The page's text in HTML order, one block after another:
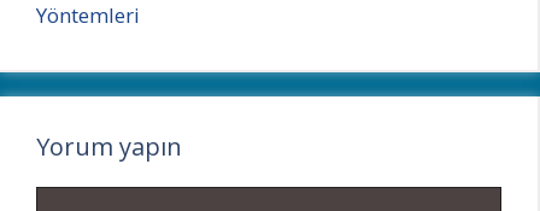
Yöntemleri
Yorum yapın